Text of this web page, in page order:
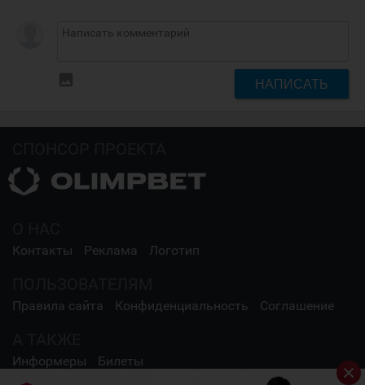
НАПИСАТЬ
Контакты Реклама Логотип
Правила сайта Конфиденциальность Соглашение
Информеры Билеты